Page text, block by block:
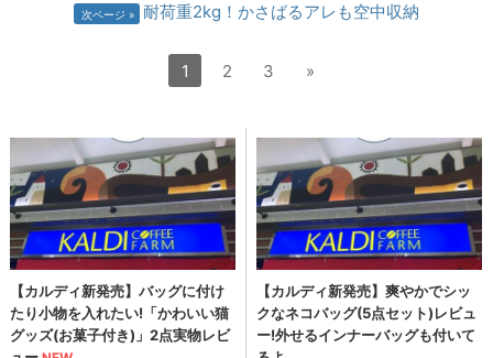
次ページ 耐荷重2kg！かさばるアレも空中収納
1 2 3 »